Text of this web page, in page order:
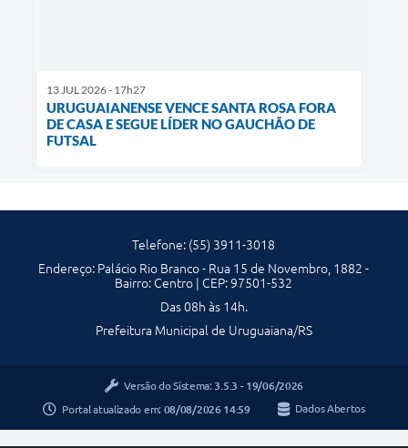
13 JUL 2026 - 17h27
URUGUAIANENSE VENCE SANTA ROSA FORA
DE CASA E SEGUE LÍDER NO GAUCHÃO DE
FUTSAL
Telefone: (55) 3911-3018
Endereço: Palácio Rio Branco - Rua 15 de Novembro, 1882 -
Bairro: Centro | CEP: 97501-532
Das 08h às 14h.
Prefeitura Municipal de Uruguaiana/RS
Versão do Sistema: 3.5.3 - 19/06/2026
Portal atualizado em: 08/08/2026 14:59 Dados Abertos